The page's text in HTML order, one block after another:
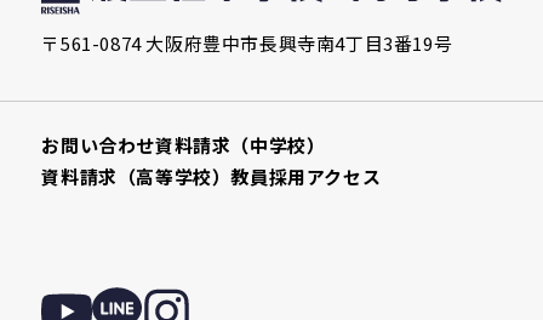
〒561-0874 大阪府豊中市長興寺南4丁目3番19号
お問い合わせ資料請求（中学校）
資料請求（高等学校）教員採用アクセス